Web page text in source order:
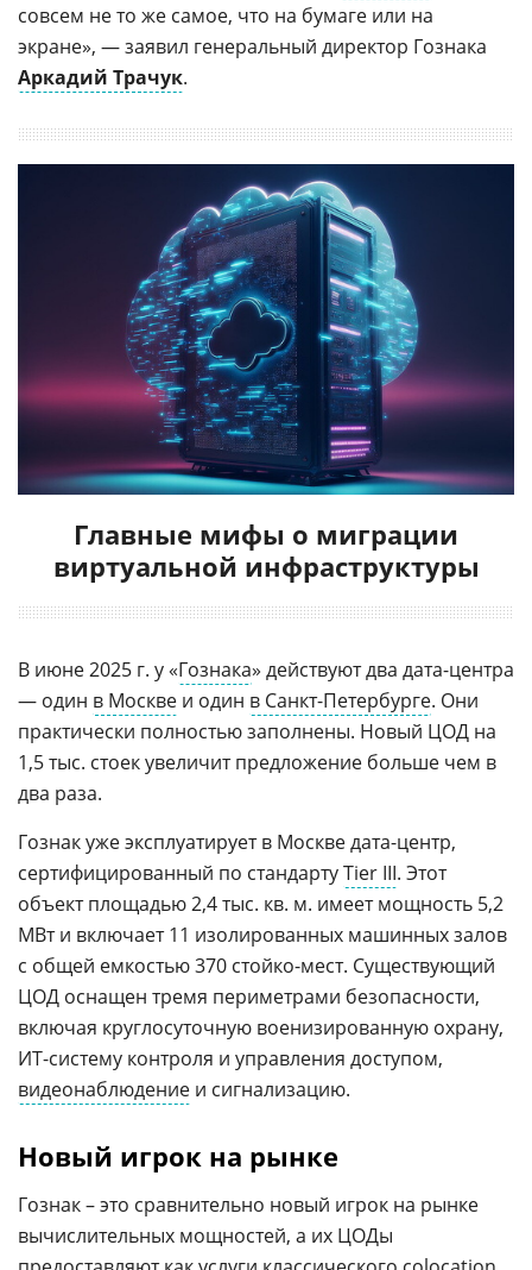
совсем не то же самое, что на бумаге или на
экране», — заявил генеральный директор Гознака
Аркадий Трачук.
Главные мифы о миграции
виртуальной инфраструктуры
В июне 2025 г. у «Гознака» действуют два дата-центра
— один в Москве и один в Санкт-Петербурге. Они
практически полностью заполнены. Новый ЦОД на
1,5 тыс. стоек увеличит предложение больше чем в
два раза.
Гознак уже эксплуатирует в Москве дата-центр,
сертифицированный по стандартуTier III. Этот
объект площадью 2,4 тыс. кв. м. имеет мощность 5,2
МВт и включает 11 изолированных машинных залов
с общей емкостью 370 стойко-мест. Существующий
ЦОД оснащен тремя периметрами безопасности,
включая круглосуточную военизированную охрану,
ИТ-систему контроля и управления доступом,
видеонаблюдение и сигнализацию.
Новый игрок на рынке
Гознак – это сравнительно новый игрок на рынке
вычислительных мощностей, а их ЦОДы